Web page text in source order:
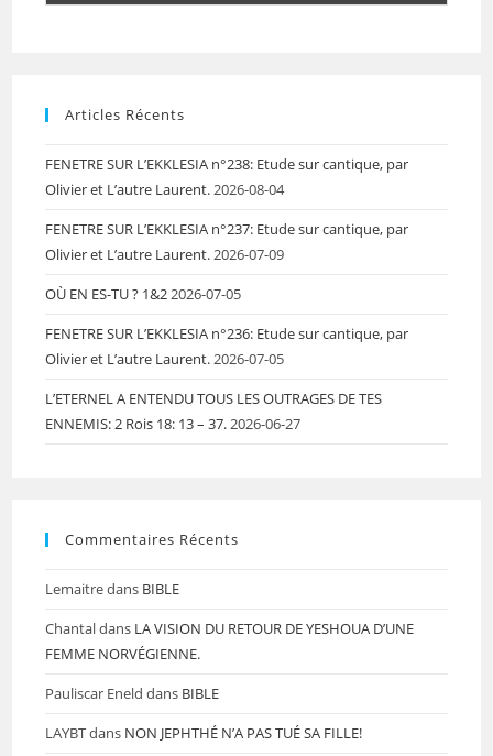
Articles Récents
FENETRE SUR L’EKKLESIA n°238: Etude sur cantique, par
Olivier et L’autre Laurent.2026-08-04
FENETRE SUR L’EKKLESIA n°237: Etude sur cantique, par
Olivier et L’autre Laurent.2026-07-09
OÙ EN ES-TU ? 1&22026-07-05
FENETRE SUR L’EKKLESIA n°236: Etude sur cantique, par
Olivier et L’autre Laurent.2026-07-05
L’ETERNEL A ENTENDU TOUS LES OUTRAGES DE TES
ENNEMIS: 2 Rois 18: 13 – 37.2026-06-27
Commentaires Récents
Lemaitredans BIBLE
Chantaldans LA VISION DU RETOUR DE YESHOUA D’UNE
FEMME NORVÉGIENNE.
Pauliscar Eneld dans BIBLE
LAYBTdans NON JEPHTHÉ N’A PAS TUÉ SA FILLE!